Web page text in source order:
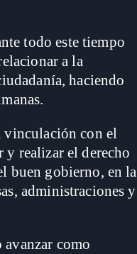
todo este tiempo
a la
haciendo
vinculación con el
y realizar el derecho
buen gobierno, en la
administraciones y
como